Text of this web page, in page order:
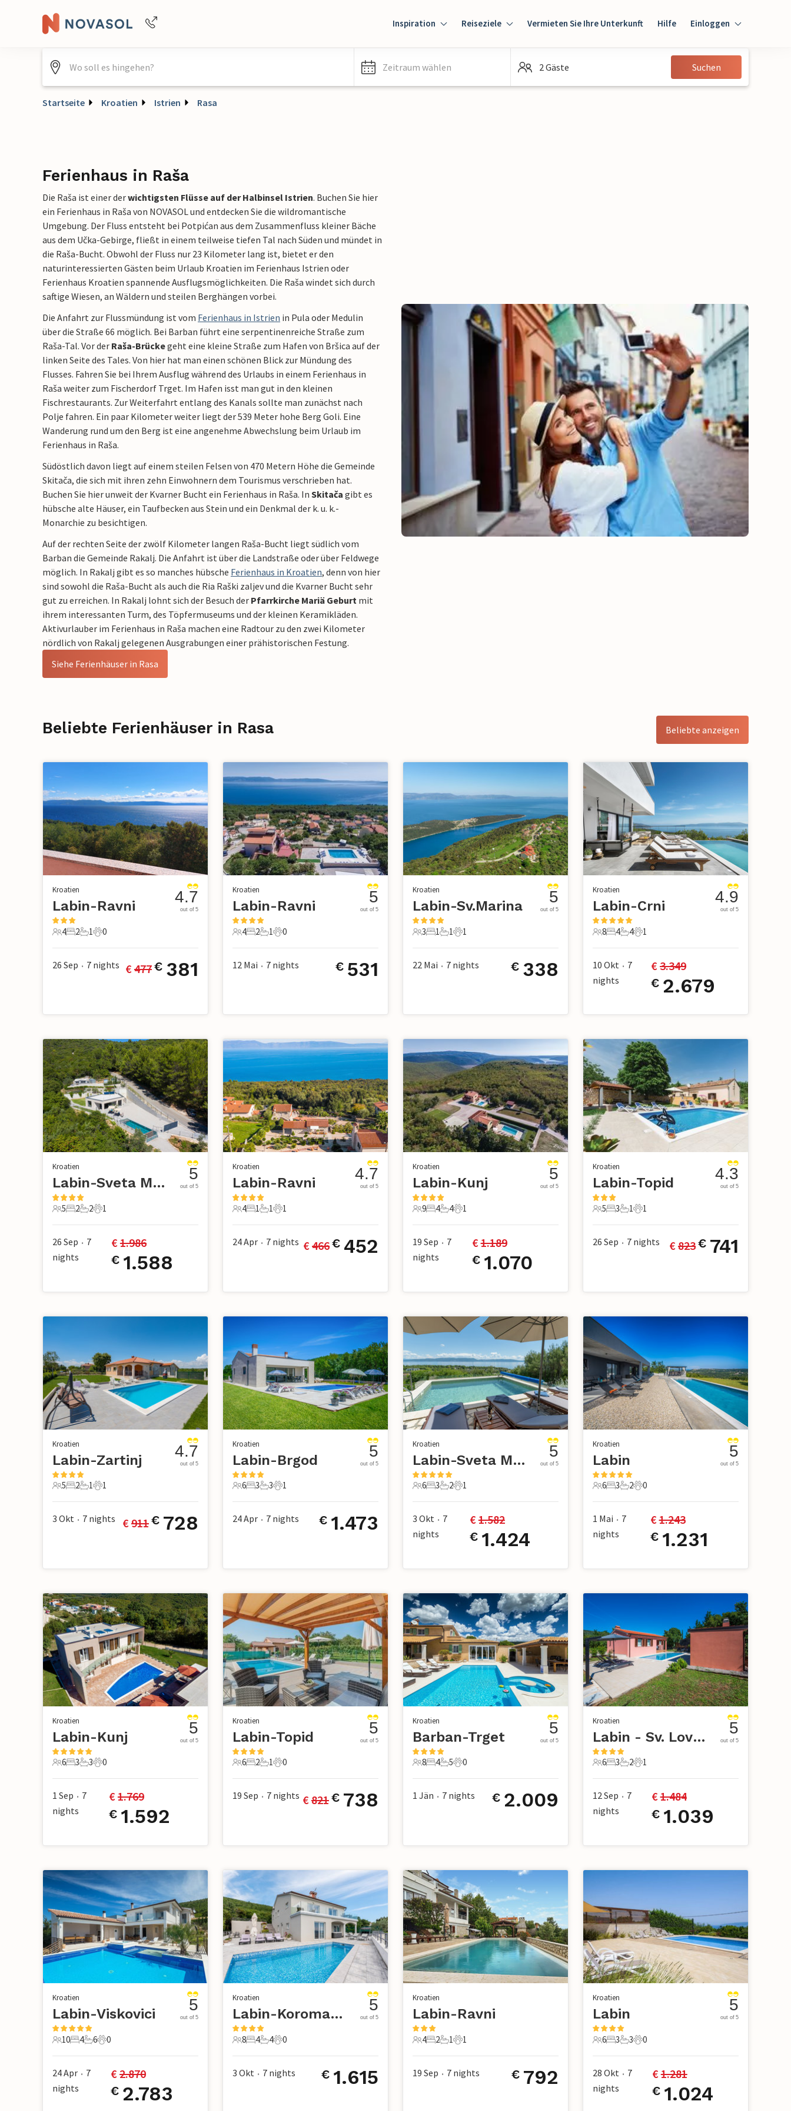
Inspiration Reiseziele Vermieten Sie Ihre Unterkunft Hilfe Einloggen
Einloggen
Gast
Zeitraum wählen 2 Gäste Suchen
Startseite Kroatien Istrien Rasa
Ferienhaus in Raša
Die Raša ist einer derwichtigsten Flüsse auf der Halbinsel Istrien. Buchen Sie hier
ein Ferienhaus in Raša von NOVASOL und entdecken Sie die wildromantische
Umgebung. Der Fluss entsteht bei Potpićan aus dem Zusammenfluss kleiner Bäche
aus dem Učka-Gebirge, fließt in einem teilweise tiefen Tal nach Süden und mündet in
die Raša-Bucht. Obwohl der Fluss nur 23 Kilometer lang ist, bietet er den
naturinteressierten Gästen beim Urlaub Kroatien im Ferienhaus Istrien oder
Ferienhaus Kroatien spannende Ausflugsmöglichkeiten. Die Raša windet sich durch
saftige Wiesen, an Wäldern und steilen Berghängen vorbei.
Die Anfahrt zur Flussmündung ist vom Ferienhaus in Istrien in Pula oder Medulin
über die Straße 66 möglich. Bei Barban führt eine serpentinenreiche Straße zum
Raša-Tal. Vor der Raša-Brückegeht eine kleine Straße zum Hafen von Bršica auf der
linken Seite des Tales. Von hier hat man einen schönen Blick zur Mündung des
Flusses. Fahren Sie bei Ihrem Ausflug während des Urlaubs in einem Ferienhaus in
Raša weiter zum Fischerdorf Trget. Im Hafen isst man gut in den kleinen
Fischrestaurants. Zur Weiterfahrt entlang des Kanals sollte man zunächst nach
Polje fahren. Ein paar Kilometer weiter liegt der 539 Meter hohe Berg Goli. Eine
Wanderung rund um den Berg ist eine angenehme Abwechslung beim Urlaub im
Ferienhaus in Raša.
Südöstlich davon liegt auf einem steilen Felsen von 470 Metern Höhe die Gemeinde
Skitača, die sich mit ihren zehn Einwohnern dem Tourismus verschrieben hat.
Buchen Sie hier unweit der Kvarner Bucht ein Ferienhaus in Raša. In Skitača gibt es
hübsche alte Häuser, ein Taufbecken aus Stein und ein Denkmal der k. u. k.-
Monarchie zu besichtigen.
Auf der rechten Seite der zwölf Kilometer langen Raša-Bucht liegt südlich vom
Barban die Gemeinde Rakalj. Die Anfahrt ist über die Landstraße oder über Feldwege
möglich. In Rakalj gibt es so manches hübsche Ferienhaus in Kroatien, denn von hier
sind sowohl die Raša-Bucht als auch die Ria Raški zaljev und die Kvarner Bucht sehr
gut zu erreichen. In Rakalj lohnt sich der Besuch der Pfarrkirche Mariä Geburt mit
ihrem interessanten Turm, des Töpfermuseums und der kleinen Keramikläden.
Aktivurlauber im Ferienhaus in Raša machen eine Radtour zu den zwei Kilometer
nördlich von Rakalj gelegenen Ausgrabungen einer prähistorischen Festung.
Siehe Ferienhäuser in Rasa
Beliebte Ferienhäuser in Rasa Beliebte anzeigen
Kroatien
Labin-Ravni
4 Gäste
4
2 Schlafzimmer
2
1 Badezimmer
1
0 Haustiere
0
4.7
out of 5
26 Sep • 7 nights € 477€ 381
Kroatien
Labin-Ravni
4 Gäste
4
2 Schlafzimmer
2
1 Badezimmer
1
0 Haustiere
0
5
out of 5
12 Mai • 7 nights € 531
Kroatien
Labin-Sv.Marina
3 Gäste
3
1 Schlafzimmer
1
1 Badezimmer
1
1 Haustier
1
5
out of 5
22 Mai • 7 nights € 338
Kroatien
Labin-Crni
8 Gäste
8
4 Schlafzimmer
4
4 Badezimmer
4
1 Haustier
1
4.9
out of 5
10 Okt • 7
nights
€ 3.349
€ 2.679
Kroatien
Labin-Sveta Marina
5 Gäste
5
2 Schlafzimmer
2
2 Badezimmer
2
1 Haustier
1
5
out of 5
26 Sep • 7
nights
€ 1.986
€ 1.588
Kroatien
Labin-Ravni
4 Gäste
4
1 Schlafzimmer
1
1 Badezimmer
1
1 Haustier
1
4.7
out of 5
24 Apr • 7 nights € 466€ 452
Kroatien
Labin-Kunj
9 Gäste
9
4 Schlafzimmer
4
4 Badezimmer
4
1 Haustier
1
5
out of 5
19 Sep • 7
nights
€ 1.189
€ 1.070
Kroatien
Labin-Topid
5 Gäste
5
3 Schlafzimmer
3
1 Badezimmer
1
1 Haustier
1
4.3
out of 5
26 Sep • 7 nights € 823€ 741
Kroatien
Labin-Zartinj
5 Gäste
5
2 Schlafzimmer
2
1 Badezimmer
1
1 Haustier
1
4.7
out of 5
3 Okt • 7 nights € 911€ 728
Kroatien
Labin-Brgod
6 Gäste
6
3 Schlafzimmer
3
3 Badezimmer
3
1 Haustier
1
5
out of 5
24 Apr • 7 nights € 1.473
Kroatien
Labin-Sveta Marina
6 Gäste
6
3 Schlafzimmer
3
2 Badezimmer
2
1 Haustier
1
5
out of 5
3 Okt • 7
nights
€ 1.582
€ 1.424
Kroatien
Labin
6 Gäste
6
3 Schlafzimmer
3
2 Badezimmer
2
0 Haustiere
0
5
out of 5
1 Mai • 7
nights
€ 1.243
€ 1.231
Kroatien
Labin-Kunj
6 Gäste
6
3 Schlafzimmer
3
3 Badezimmer
3
0 Haustiere
0
5
out of 5
1 Sep • 7
nights
€ 1.769
€ 1.592
Kroatien
Labin-Topid
6 Gäste
6
2 Schlafzimmer
2
1 Badezimmer
1
0 Haustiere
0
5
out of 5
19 Sep • 7 nights € 821€ 738
Kroatien
Barban-Trget
8 Gäste
8
4 Schlafzimmer
4
5 Badezimmer
5
0 Haustiere
0
5
out of 5
1 Jän • 7 nights € 2.009
Kroatien
Labin - Sv. Lovrec Labinski
6 Gäste
6
3 Schlafzimmer
3
2 Badezimmer
2
1 Haustier
1
5
out of 5
12 Sep • 7
nights
€ 1.484
€ 1.039
Kroatien
Labin-Viskovici
10 Gäste
10
4 Schlafzimmer
4
6 Badezimmer
6
0 Haustiere
0
5
out of 5
24 Apr • 7
nights
€ 2.870
€ 2.783
Kroatien
Labin-Koromacno
8 Gäste
8
4 Schlafzimmer
4
4 Badezimmer
4
0 Haustiere
0
5
out of 5
3 Okt • 7 nights € 1.615
Kroatien
Labin-Ravni
4 Gäste
4
2 Schlafzimmer
2
1 Badezimmer
1
1 Haustier
1
19 Sep • 7 nights € 792
Kroatien
Labin
6 Gäste
6
3 Schlafzimmer
3
3 Badezimmer
3
0 Haustiere
0
5
out of 5
28 Okt • 7
nights
€ 1.281
€ 1.024